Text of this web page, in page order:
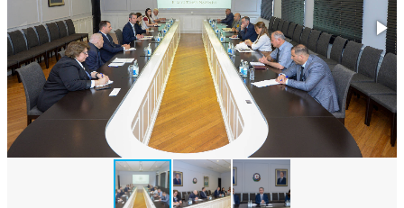
Siyasi
Geosiyasi
İqtisadi
Sosioloji
Araşdırma
Multimedia